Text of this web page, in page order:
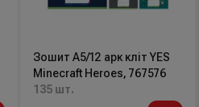
Зошит А5/12 арк кліт YES
Minecraft Heroes, 767576
135 шт.